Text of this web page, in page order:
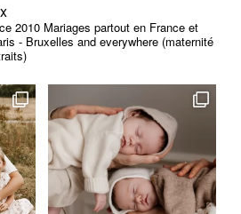
2010 Mariages partout en France et
- Bruxelles and everywhere (maternité